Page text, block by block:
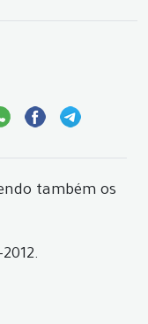
também os